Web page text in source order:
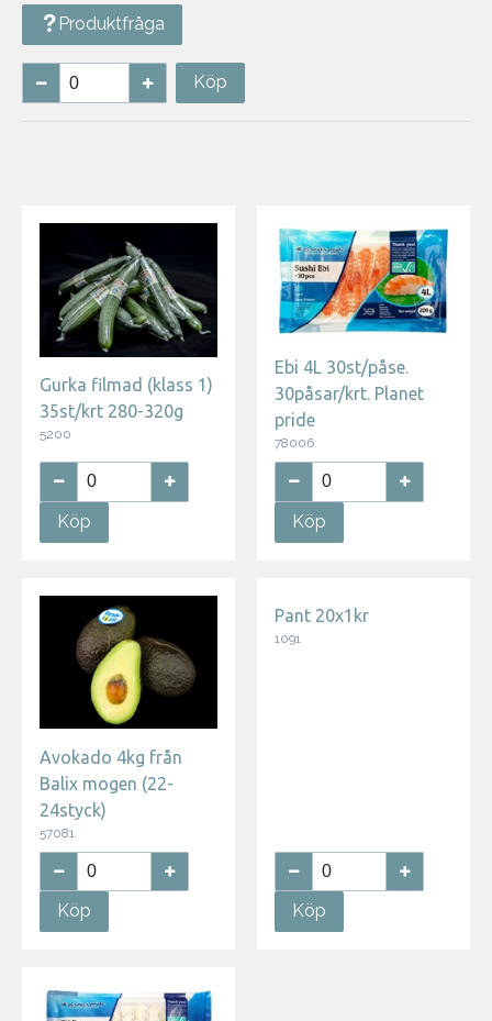
Produktfråga
Köp
Gurka filmad (klass 1)
35st/krt 280-320g
5200
Köp
Ebi 4L 30st/påse.
30påsar/krt. Planet
pride
78006
Köp
Avokado 4kg från
Balix mogen (22-
24styck)
57081
Köp
Pant 20x1kr
1091
Köp